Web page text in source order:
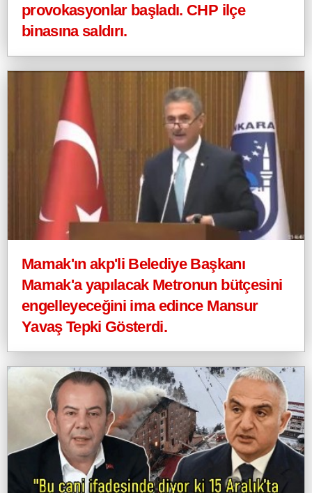
provokasyonlar başladı. CHP ilçe
binasına saldırı.
Mamak'ın akp'li Belediye Başkanı
Mamak'a yapılacak Metronun bütçesini
engelleyeceğini ima edince Mansur
Yavaş Tepki Gösterdi.